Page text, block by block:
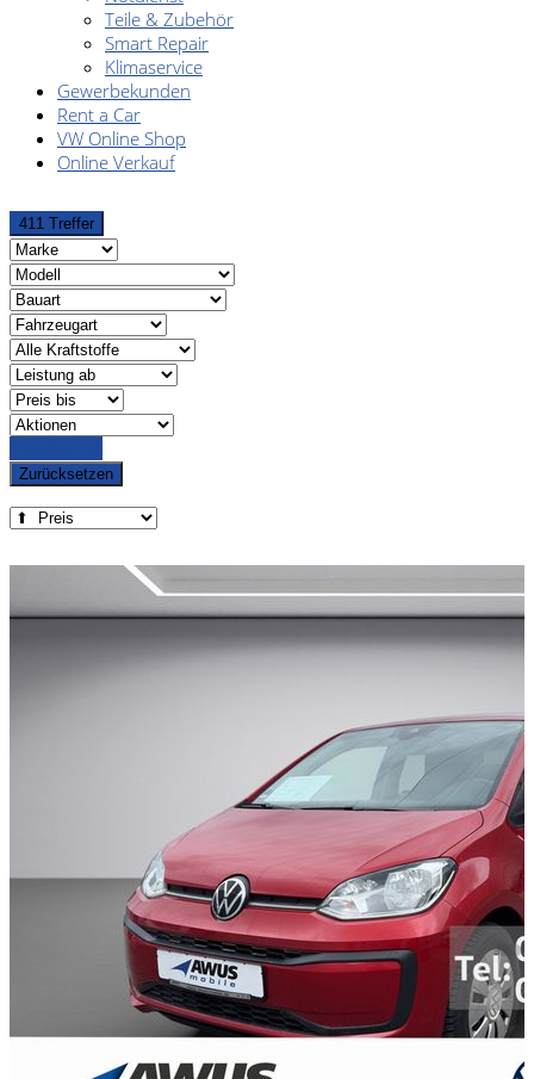
Teile & Zubehör
Smart Repair
Klimaservice
Gewerbekunden
Rent a Car
VW Online Shop
Online Verkauf
411 Treffer
Zurücksetzen